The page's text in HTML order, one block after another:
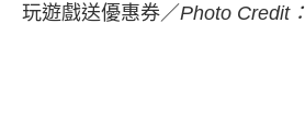
玩遊戲送優惠券／Photo Credit：